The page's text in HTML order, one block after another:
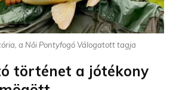
a Női Pontyfogó Válogatott tagja
történet a jótékony